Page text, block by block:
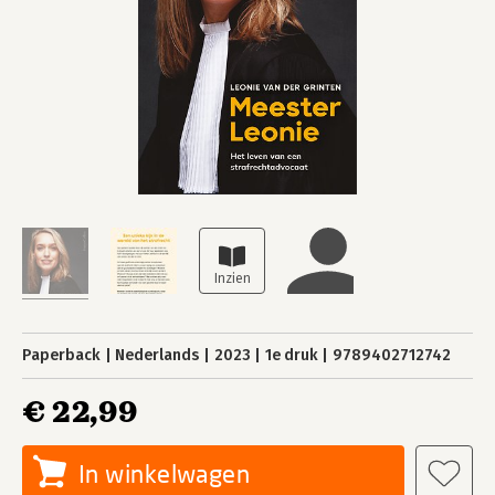
Paperback Nederlands 2023 1e druk 9789402712742
€ 22,99
In winkelwagen